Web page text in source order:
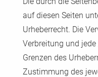
auf diesen Seiten
Urheberrecht. Die
Verbreitung und
Grenzen des
Zustimmung des